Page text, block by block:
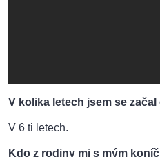
V kolika letech jsem se
V 6 ti letech.
Kdo z rodiny mi s mým